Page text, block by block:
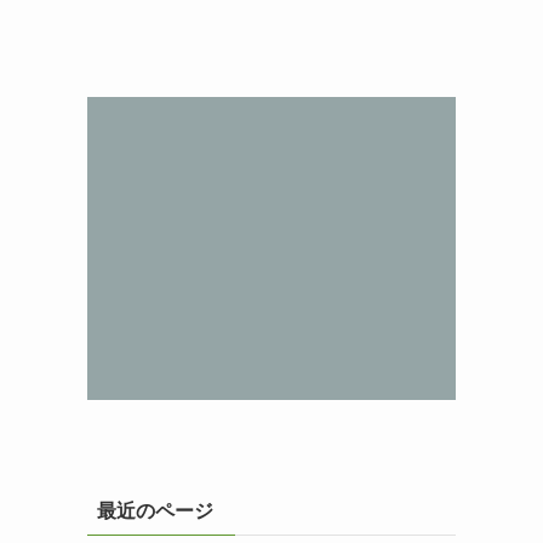
最近のページ